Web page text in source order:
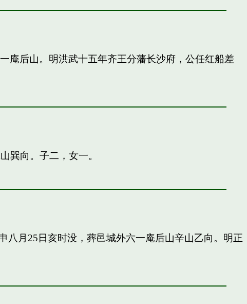
庵后山。明洪武十五年齐王分藩长沙府，公任红船差
巽向。子二，女一。
八月25日亥时没，葬邑城外六一庵后山辛山乙向。明正